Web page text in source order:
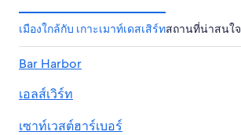
เมืองใกล้กับ เกาะเมาท์เดสเสิร์ทสถานที่น่าสนใจ
Bar Harbor
เอลส์เวิร์ท
เซาท์เวสต์ฮาร์เบอร์